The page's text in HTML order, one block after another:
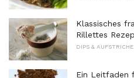
Klassisches
Rillettes
DIPS & AUFSTRICHE
Ein Leitfaden